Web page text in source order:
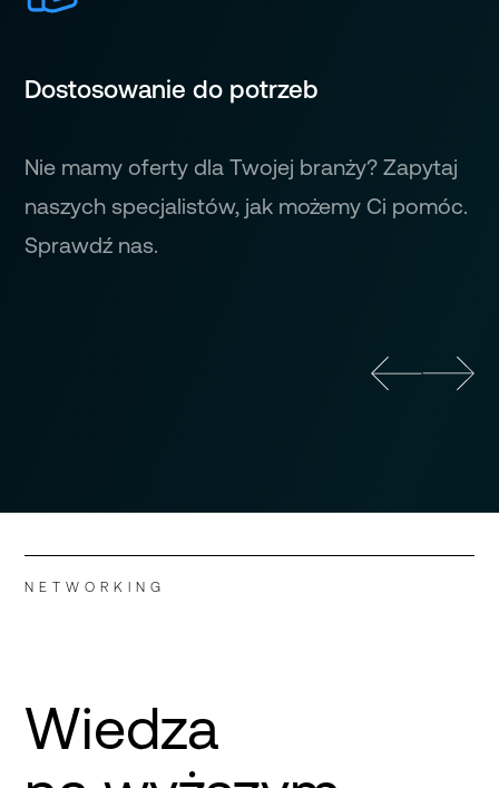
Dostosowanie do potrzeb
Nie mamy oferty dla Twojej branży? Zapytaj
naszych specjalistów, jak możemy Ci pomóc.
Sprawdź nas.
NETWORKING
Wiedza